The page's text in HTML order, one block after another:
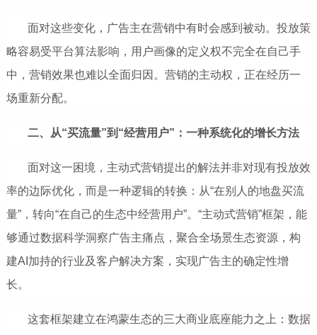
面对这些变化，广告主在营销中有时会感到被动。投放策
略容易受平台算法影响，用户画像的定义权不完全在自己手
中，营销效果也难以全面归因。营销的主动权，正在经历一
场重新分配。
二、从“买流量”到“经营用户”：一种系统化的增长方法
面对这一困境，主动式营销提出的解法并非对现有投放效
率的边际优化，而是一种逻辑的转换：从“在别人的地盘买流
量”，转向“在自己的生态中经营用户”。“主动式营销”框架，能
够通过数据科学洞察广告主痛点，聚合全场景生态资源，构
建AI加持的行业及客户解决方案，实现广告主的确定性增
长。
这套框架建立在鸿蒙生态的三大商业底座能力之上：数据